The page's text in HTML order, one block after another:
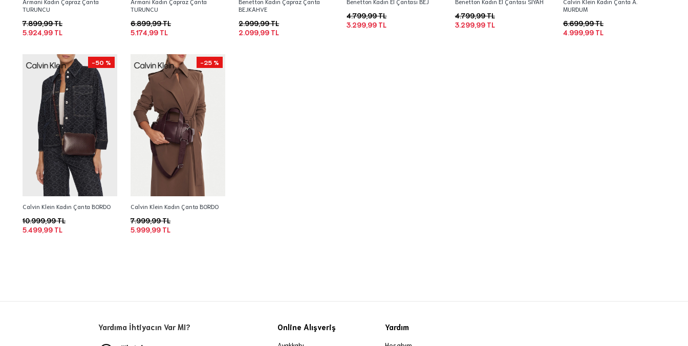
TURUNCU
5.924,99 TL
7.899,99 TL
TURUNCU
5.174,99 TL
6.899,99 TL
BEJKAHVE
2.099,99 TL
2.999,99 TL 3.299,99 TL
4.799,99 TL
3.299,99 TL
4.799,99 TL
MURDUM
4.999,99 TL
6.699,99 TL
-50 %
Calvin Klein Kadın Çanta BORDO
5.499,99 TL
10.999,99 TL
-25 %
Calvin Klein Kadın Çanta BORDO
5.999,99 TL
7.999,99 TL
Yardıma İhtiyacın Var MI? Online Alışveriş Yardım